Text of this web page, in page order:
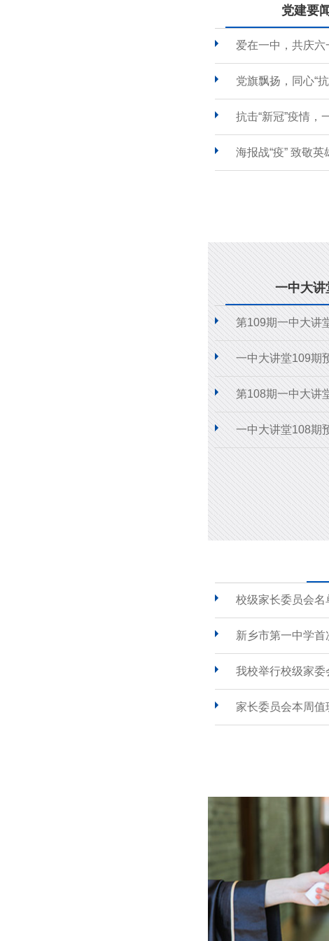
党建要闻
爱在一中，共庆六
党旗飘扬，同心“
抗击“新冠”疫情，
海报战“疫” 致敬英
一中大讲
第109期一中大
一中大讲堂109期
第108期一中大讲
一中大讲堂108期
校级家长委员会名
新乡市第一中学首
我校举行校级家委
家长委员会本周值